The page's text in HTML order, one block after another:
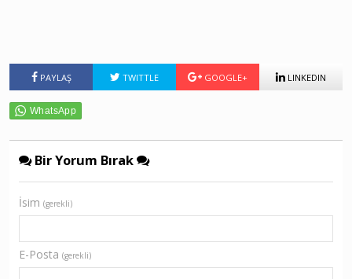
PAYLAŞ TWITTLE GOOGLE+ LINKEDIN
Bir Yorum Bırak
İsim (gerekli)
E-Posta (gerekli)